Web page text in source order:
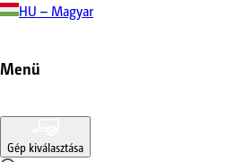
HU – Magyar
Menü
Gép kiválasztása